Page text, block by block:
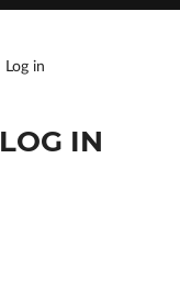
Log in
LOG IN